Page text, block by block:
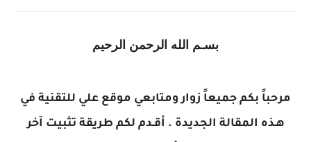
بسـم الله الرحمن الرحيم
مرحباً بكم جميعاً زوار ومتابعي موقع علي للتقنية في
هـذه المقالة الجديدة . أقـدم لكم طريقة تثبيت آخر